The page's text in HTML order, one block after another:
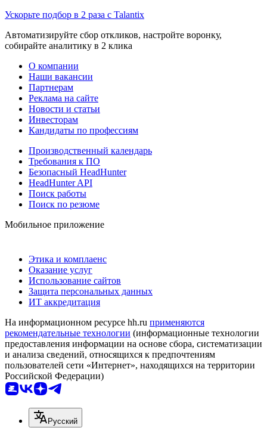
Ускорьте подбор в 2 раза с Talantix
Автоматизируйте сбор откликов, настройте воронку,
собирайте аналитику в 2 клика
О компании
Наши вакансии
Партнерам
Реклама на сайте
Новости и статьи
Инвесторам
Кандидаты по профессиям
Производственный календарь
Требования к ПО
Безопасный HeadHunter
HeadHunter API
Поиск работы
Поиск по резюме
Мобильное приложение
Этика и комплаенс
Оказание услуг
Использование сайтов
Защита персональных данных
ИТ аккредитация
На информационном ресурсе hh.ru применяются
рекомендательные технологии (информационные технологии
предоставления информации на основе сбора, систематизации
и анализа сведений, относящихся к предпочтениям
пользователей сети «Интернет», находящихся на территории
Российской Федерации)
Русский